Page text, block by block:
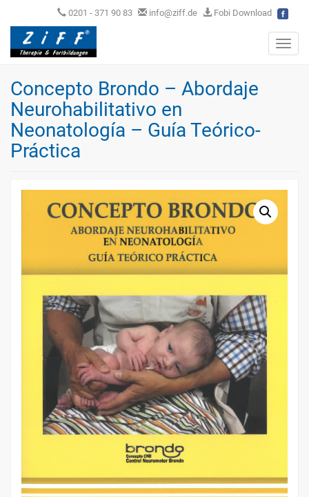
0201 - 371 90 83 info@ziff.de Fobi Download
Concepto Brondo – Abordaje
Neurohabilitativo en
Neonatología – Guía Teórico-
Práctica